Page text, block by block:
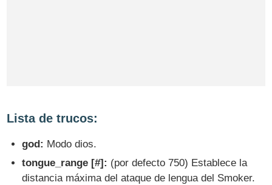
Lista de trucos:
god: Modo dios.
tongue_range [#]: (por defecto 750) Establece la
distancia máxima del ataque de lengua del Smoker.